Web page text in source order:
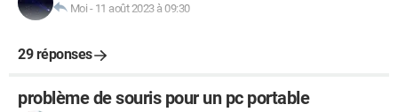
Moi - 11 août 2023 à 09:30
29 réponses
problème de souris pour un pc portable